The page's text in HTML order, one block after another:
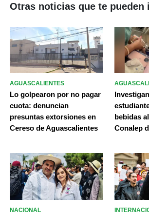
Otras noticias que te pueden
AGUASCALIENTES
Lo golpearon por no pagar
cuota: denuncian
presuntas extorsiones en
Cereso de Aguascalientes
bebidas
Conalep
NACIONAL